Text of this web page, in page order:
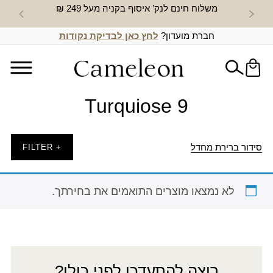
משלוח חינם לנק’ איסוף בקניה מעל 249 ₪ חדש
חברת מועדון? לחץ כאן לבדיקת נקודות
Turquiose 9
סידור ברירת מחדל + FILTER
לא נמצאו מוצרים התואמים את בחירתך.